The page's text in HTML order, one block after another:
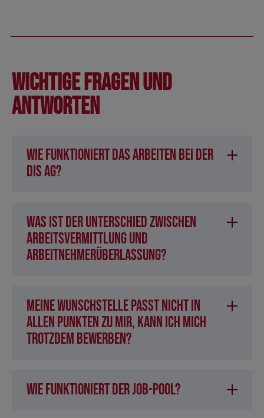
Wichtige Fragen und
Antworten
Wie funktioniert das Arbeiten bei der
DIS AG?
Was ist der Unterschied zwischen
Arbeitsvermittlung und
Arbeitnehmerüberlassung?
Meine Wunschstelle passt nicht in
allen Punkten zu mir, kann ich mich
trotzdem bewerben?
Wie funktioniert der Job-Pool?